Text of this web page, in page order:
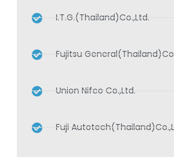
I.T.G.(Thailand)Co.,Ltd.
Fujitsu
Union Nifco Co.,Ltd.
Fuji